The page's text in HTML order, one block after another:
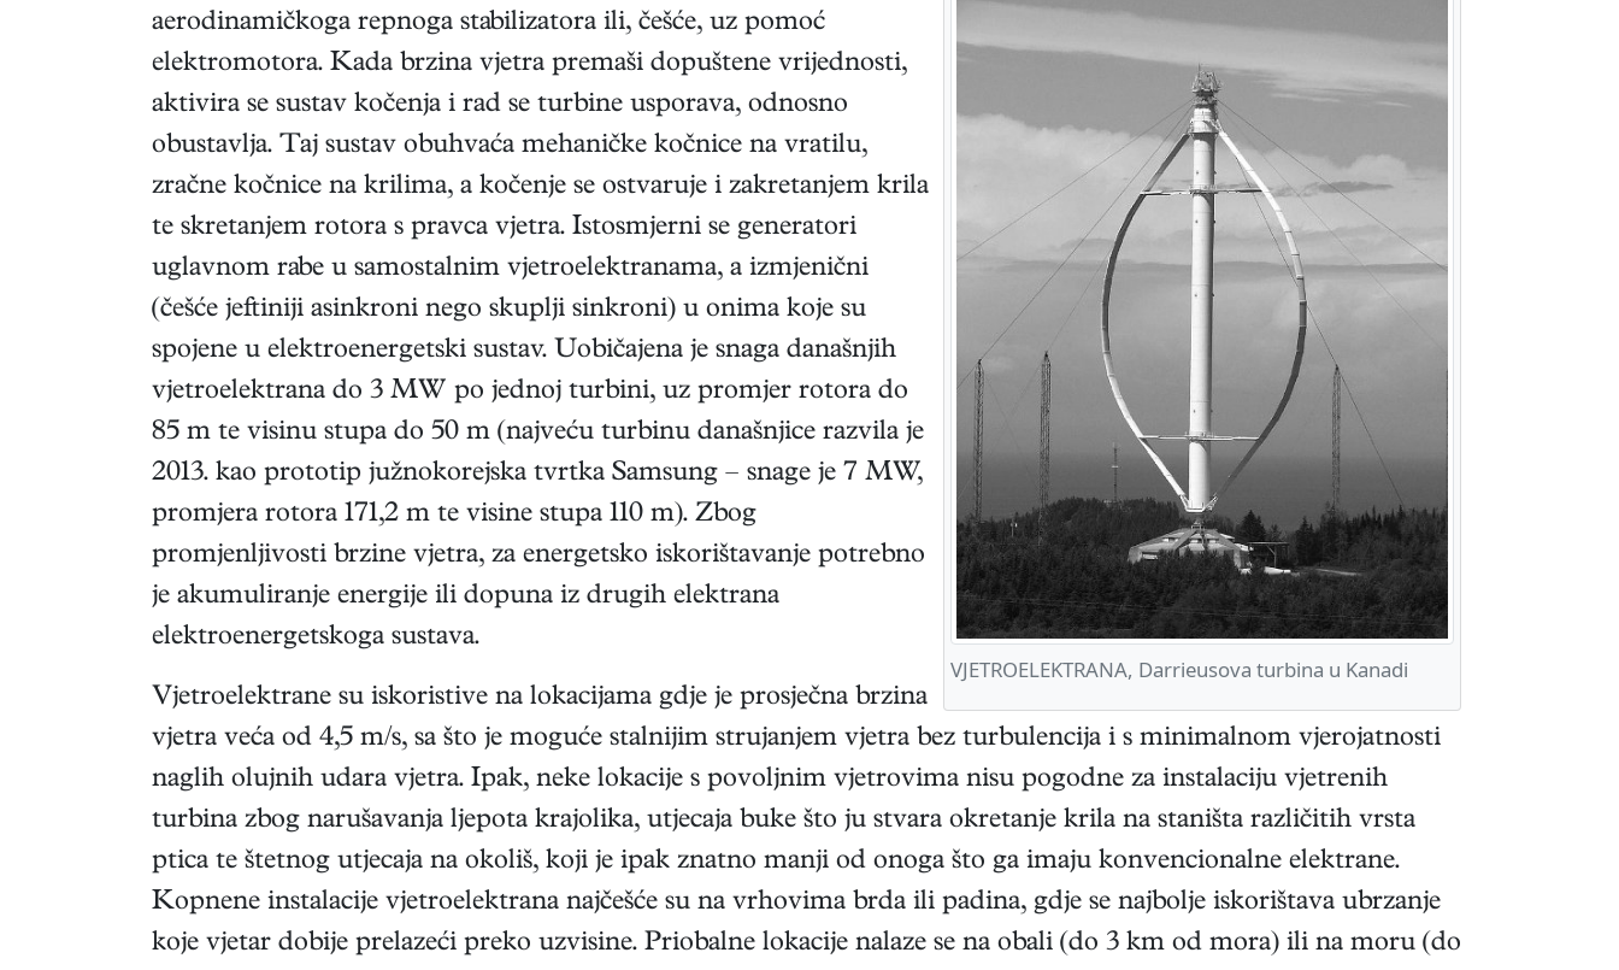
VJETROELEKTRANA, Darrieusova turbina u Kanadi
aerodinamičkoga repnoga stabilizatora ili, češće, uz pomoć
elektromotora. Kada brzina vjetra premaši dopuštene vrijednosti,
aktivira se sustav kočenja i rad se turbine usporava, odnosno
obustavlja. Taj sustav obuhvaća mehaničke kočnice na vratilu,
zračne kočnice na krilima, a kočenje se ostvaruje i zakretanjem krila
te skretanjem rotora s pravca vjetra. Istosmjerni se generatori
uglavnom rabe u samostalnim vjetroelektranama, a izmjenični
(češće jeftiniji asinkroni nego skuplji sinkroni) u onima koje su
spojene u elektroenergetski sustav. Uobičajena je snaga današnjih
vjetroelektrana do 3 MW po jednoj turbini, uz promjer rotora do
85 m te visinu stupa do 50 m (najveću turbinu današnjice razvila je
2013. kao prototip južnokorejska tvrtka Samsung – snage je 7 MW,
promjera rotora 171,2 m te visine stupa 110 m). Zbog
promjenljivosti brzine vjetra, za energetsko iskorištavanje potrebno
je akumuliranje energije ili dopuna iz drugih elektrana
elektroenergetskoga sustava.
Vjetroelektrane su iskoristive na lokacijama gdje je prosječna brzina
vjetra veća od 4,5 m/s, sa što je moguće stalnijim strujanjem vjetra bez turbulencija i s minimalnom vjerojatnosti
naglih olujnih udara vjetra. Ipak, neke lokacije s povoljnim vjetrovima nisu pogodne za instalaciju vjetrenih
turbina zbog narušavanja ljepota krajolika, utjecaja buke što ju stvara okretanje krila na staništa različitih vrsta
ptica te štetnog utjecaja na okoliš, koji je ipak znatno manji od onoga što ga imaju konvencionalne elektrane.
Kopnene instalacije vjetroelektrana najčešće su na vrhovima brda ili padina, gdje se najbolje iskorištava ubrzanje
koje vjetar dobije prelazeći preko uzvisine. Priobalne lokacije nalaze se na obali (do 3 km od mora) ili na moru (do